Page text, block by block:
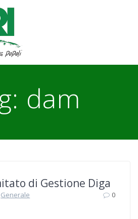
dam
di Gestione Diga
Generale 0